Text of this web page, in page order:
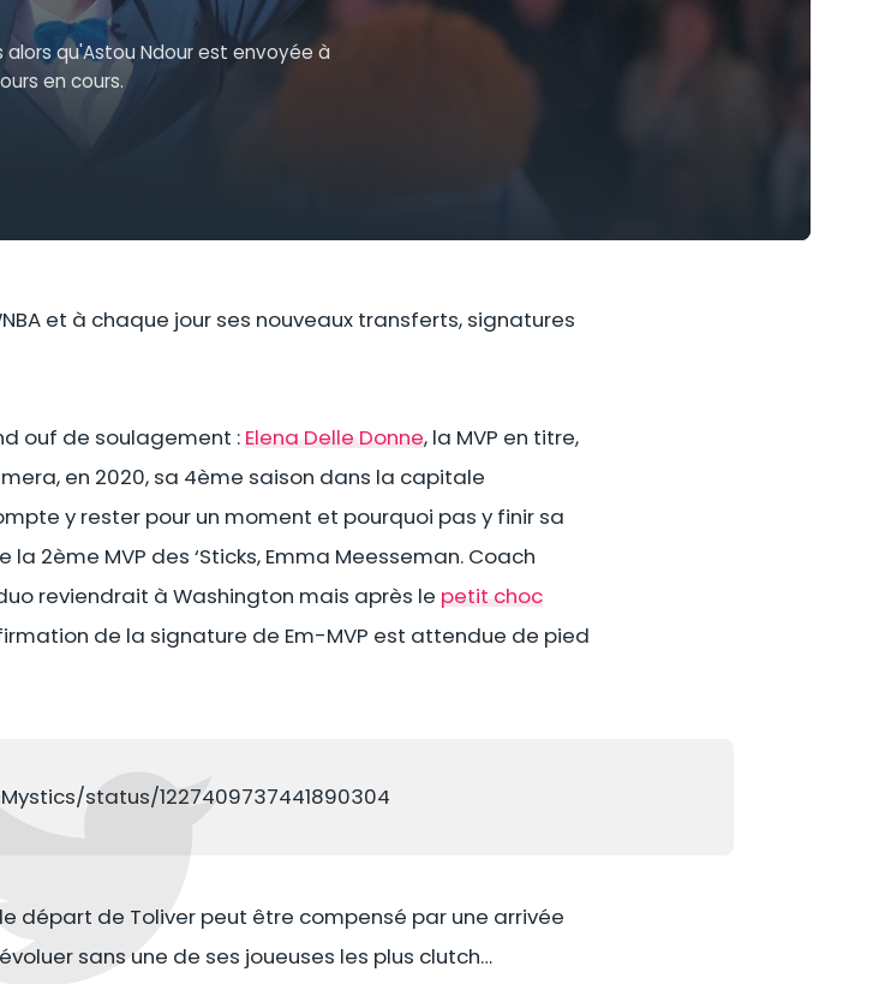
alors qu'Astou Ndour est envoyée à
en cours.
et à chaque jour ses nouveaux transferts, signatures
ouf de soulagement : Elena Delle Donne, la MVP en titre,
en 2020, sa 4ème saison dans la capitale
y rester pour un moment et pourquoi pas y finir sa
2ème MVP des ‘Sticks, Emma Meesseman. Coach
reviendrait à Washington mais après le petit choc
de la signature de Em-MVP est attendue de pied
status/1227409737441890304
départ de Toliver peut être compensé par une arrivée
sans une de ses joueuses les plus clutch…